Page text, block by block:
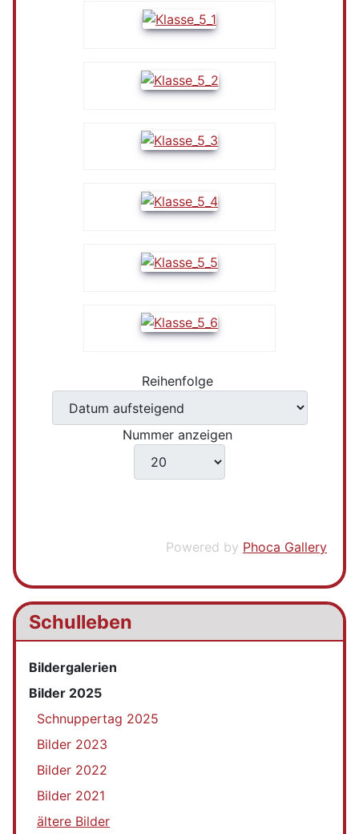
Schulleben
Bildergalerien
Bilder 2025
Schnuppertag 2025
Bilder 2023
Bilder 2022
Bilder 2021
ältere Bilder
Reihenfolge
Nummer anzeigen
Powered by Phoca Gallery